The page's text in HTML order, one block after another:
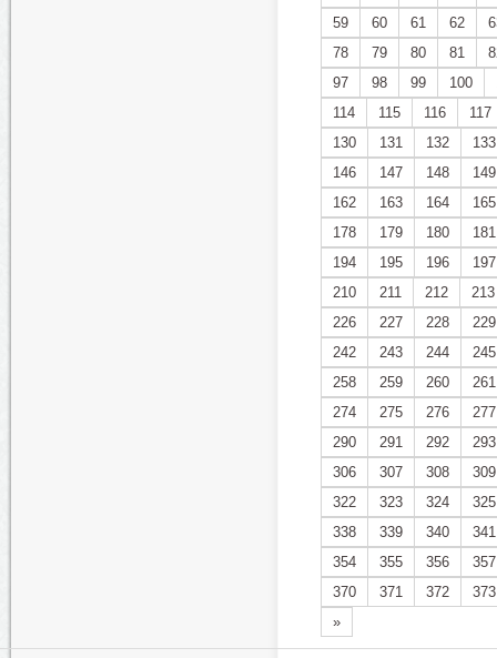
59
60 61 62
78
79 80 81
97
98 99 100
114
115 116
117
130
131 132
133
146
147 148
149
162
163 164
165
178
179 180
181
194
195 196
197
210
211 212
213
226
227 228
229
242
243 244
245
258
259 260
261
274
275 276
277
290
291 292
293
306
307 308
309
322
323 324
325
338
339 340
341
354
355 356
357
370
371 372
373
»